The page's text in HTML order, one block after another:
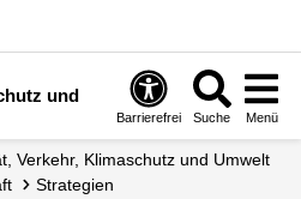
und
Barrierefrei Suche Menü
Verkehr, Klimaschutz und Umwelt
Strategien